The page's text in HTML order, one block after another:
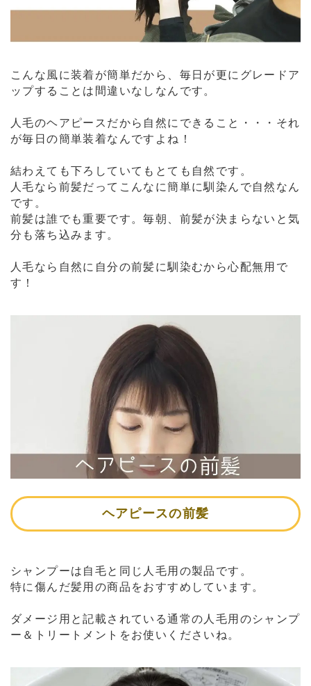
こんな風に装着が簡単だから、毎日が更にグレードア
ップすることは間違いなしなんです。
人毛のヘアピースだから自然にできること・・・それ
が毎日の簡単装着なんですよね！
結わえても下ろしていてもとても自然です。
人毛なら前髪だってこんなに簡単に馴染んで自然なん
です。
前髪は誰でも重要です。毎朝、前髪が決まらないと気
分も落ち込みます。
人毛なら自然に自分の前髪に馴染むから心配無用で
す！
ヘアピースの前髪
シャンプーは自毛と同じ人毛用の製品です。
特に傷んだ髪用の商品をおすすめしています。
ダメージ用と記載されている通常の人毛用のシャンプ
ー＆トリートメントをお使いくださいね。